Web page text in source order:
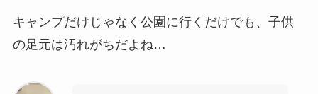
キャンプだけじゃなく公園に行くだけでも、子供
の足元は汚れがちだよね…